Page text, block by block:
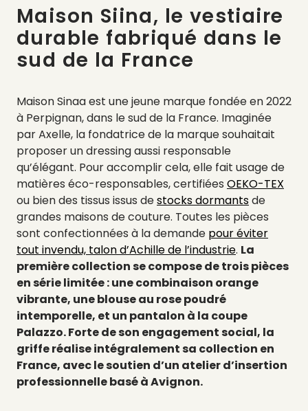
Maison Siina, le vestiaire
durable fabriqué dans le
sud de la France
Maison Sinaa est une jeune marque fondée en 2022
à Perpignan, dans le sud de la France. Imaginée
par Axelle, la fondatrice de la marque souhaitait
proposer un dressing aussi responsable
qu’élégant. Pour accomplir cela, elle fait usage de
matières éco-responsables, certifiées OEKO-TEX
ou bien des tissus issus destocks dormantsde
grandes maisons de couture. Toutes les pièces
sont confectionnées à la demande pour éviter
tout invendu, talon d’Achille de l’industrie. La
première collection se compose de trois pièces
en série limitée : une combinaison orange
vibrante, une blouse au rose poudré
intemporelle, et un pantalon à la coupe
Palazzo. Forte de son engagement social, la
griffe réalise intégralement sa collection en
France, avec le soutien d’un atelier d’insertion
professionnelle basé à Avignon.